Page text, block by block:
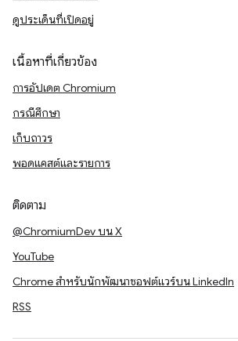
ดูประเด็นที่เปิดอยู่
เนื้อหาที่เกี่ยวข้อง
การอัปเดต Chromium
กรณีศึกษา
เก็บถาวร
พอดแคสต์และรายการ
ติดตาม
@ChromiumDev บน X
YouTube
Chrome สำหรับนักพัฒนาซอฟต์แวร์บน LinkedIn
RSS